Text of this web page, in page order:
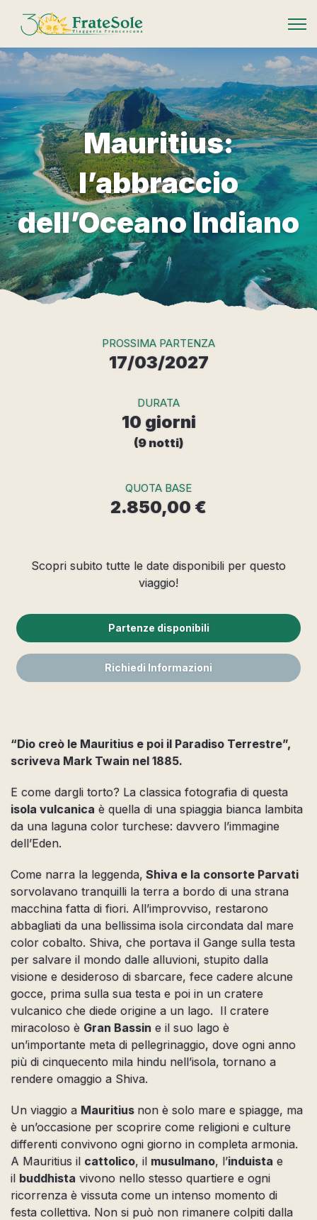
FrateSole Viaggeria Francescana
Mauritius:
l’abbraccio
dell’Oceano Indiano
PROSSIMA PARTENZA
17/03/2027
DURATA
10 giorni
(9 notti)
QUOTA BASE
2.850,00 €
Scopri subito tutte le date disponibili per questo
viaggio!
Partenze disponibili
Richiedi Informazioni
“Dio creò le Mauritius e poi il Paradiso Terrestre”,
scriveva Mark Twain nel 1885.
E come dargli torto? La classica fotografia di questa
isola vulcanica è quella di una spiaggia bianca lambita
da una laguna color turchese: davvero l’immagine
dell’Eden.
Come narra la leggenda, Shiva e la consorte Parvati
sorvolavano tranquilli la terra a bordo di una strana
macchina fatta di fiori. All’improvviso, restarono
abbagliati da una bellissima isola circondata dal mare
color cobalto. Shiva, che portava il Gange sulla testa
per salvare il mondo dalle alluvioni, stupito dalla
visione e desideroso di sbarcare, fece cadere alcune
gocce, prima sulla sua testa e poi in un cratere
vulcanico che diede origine a un lago. Il cratere
miracoloso è Gran Bassin e il suo lago è
un’importante meta di pellegrinaggio, dove ogni anno
più di cinquecento mila hindu nell’isola, tornano a
rendere omaggio a Shiva.
Un viaggio a Mauritius non è solo mare e spiagge, ma
è un’occasione per scoprire come religioni e culture
differenti convivono ogni giorno in completa armonia.
A Mauritius il cattolico, il musulmano, l’induista e
il buddhista vivono nello stesso quartiere e ogni
ricorrenza è vissuta come un intenso momento di
festa collettiva. Non si può non rimanere colpiti dalla